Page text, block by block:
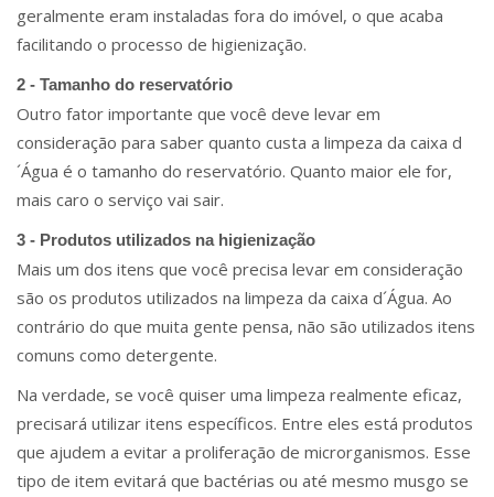
geralmente eram instaladas fora do imóvel, o que acaba
facilitando o processo de higienização.
2 - Tamanho do reservatório
Outro fator importante que você deve levar em
consideração para saber quanto custa a limpeza da caixa d
´Água é o tamanho do reservatório. Quanto maior ele for,
mais caro o serviço vai sair.
3 - Produtos utilizados na higienização
Mais um dos itens que você precisa levar em consideração
são os produtos utilizados na limpeza da caixa d´Água. Ao
contrário do que muita gente pensa, não são utilizados itens
comuns como detergente.
Na verdade, se você quiser uma limpeza realmente eficaz,
precisará utilizar itens específicos. Entre eles está produtos
que ajudem a evitar a proliferação de microrganismos. Esse
tipo de item evitará que bactérias ou até mesmo musgo se